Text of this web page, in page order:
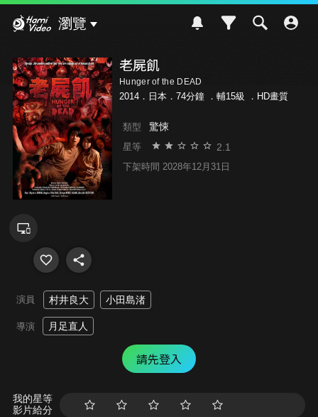
瀏覽
老屍飢
Hunger of the DEAD
2014．日本．74分鐘 ． 輔15級 ．HD畫質
類型 驚悚
星等 2.1
下架時間 2028年12月31日
演員 村井良大 小田島渚
導演 月足直人
請先登入
我的星等
影片給分